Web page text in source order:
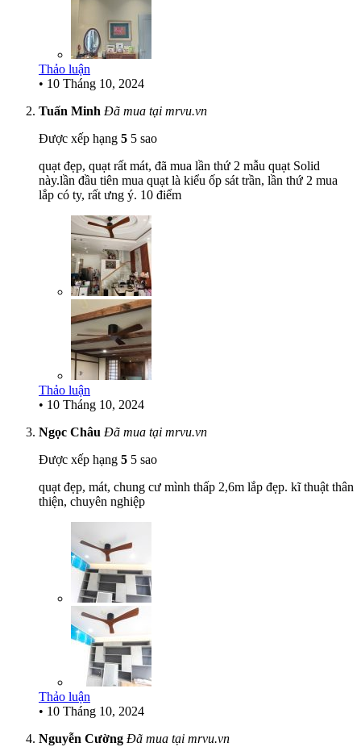
Thảo luận
• 10 Tháng 10, 2024
Tuấn Minh Đã mua tại mrvu.vn
Được xếp hạng 5 5 sao
quạt đẹp, quạt rất mát, đã mua lần thứ 2 mẫu quạt Solid
này.lần đầu tiên mua quạt là kiểu ốp sát trần, lần thứ 2 mua
lắp có ty, rất ưng ý. 10 điểm
Thảo luận
• 10 Tháng 10, 2024
Ngọc Châu Đã mua tại mrvu.vn
Được xếp hạng 5 5 sao
quạt đẹp, mát, chung cư mình thấp 2,6m lắp đẹp. kĩ thuật thân
thiện, chuyên nghiệp
Thảo luận
• 10 Tháng 10, 2024
Nguyễn Cường Đã mua tại mrvu.vn